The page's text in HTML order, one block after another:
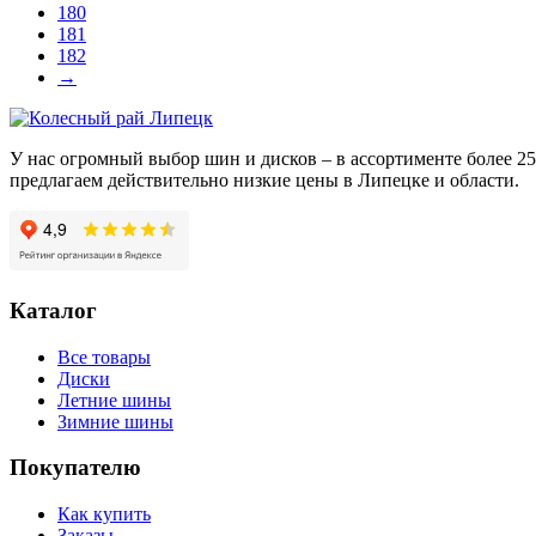
180
181
182
→
У нас огромный выбор шин и дисков – в ассортименте более
предлагаем действительно низкие цены в Липецке и области.
Каталог
Все товары
Диски
Летние шины
Зимние шины
Покупателю
Как купить